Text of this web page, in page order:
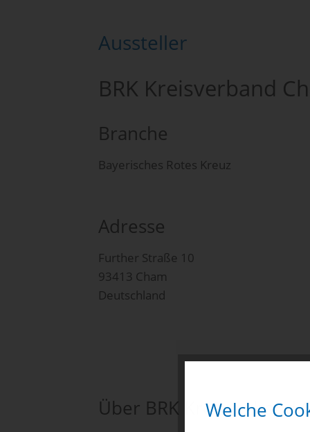
Aussteller
BRK Kreisverband
Branche
Bayerisches Rotes Kreuz
Adresse
Further Straße 10
93413 Cham
Deutschland
Über BRK Kreisverband
Welche